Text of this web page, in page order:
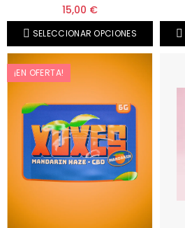
15,00 €
SELECCIONAR OPCIONES
¡EN OFERTA!